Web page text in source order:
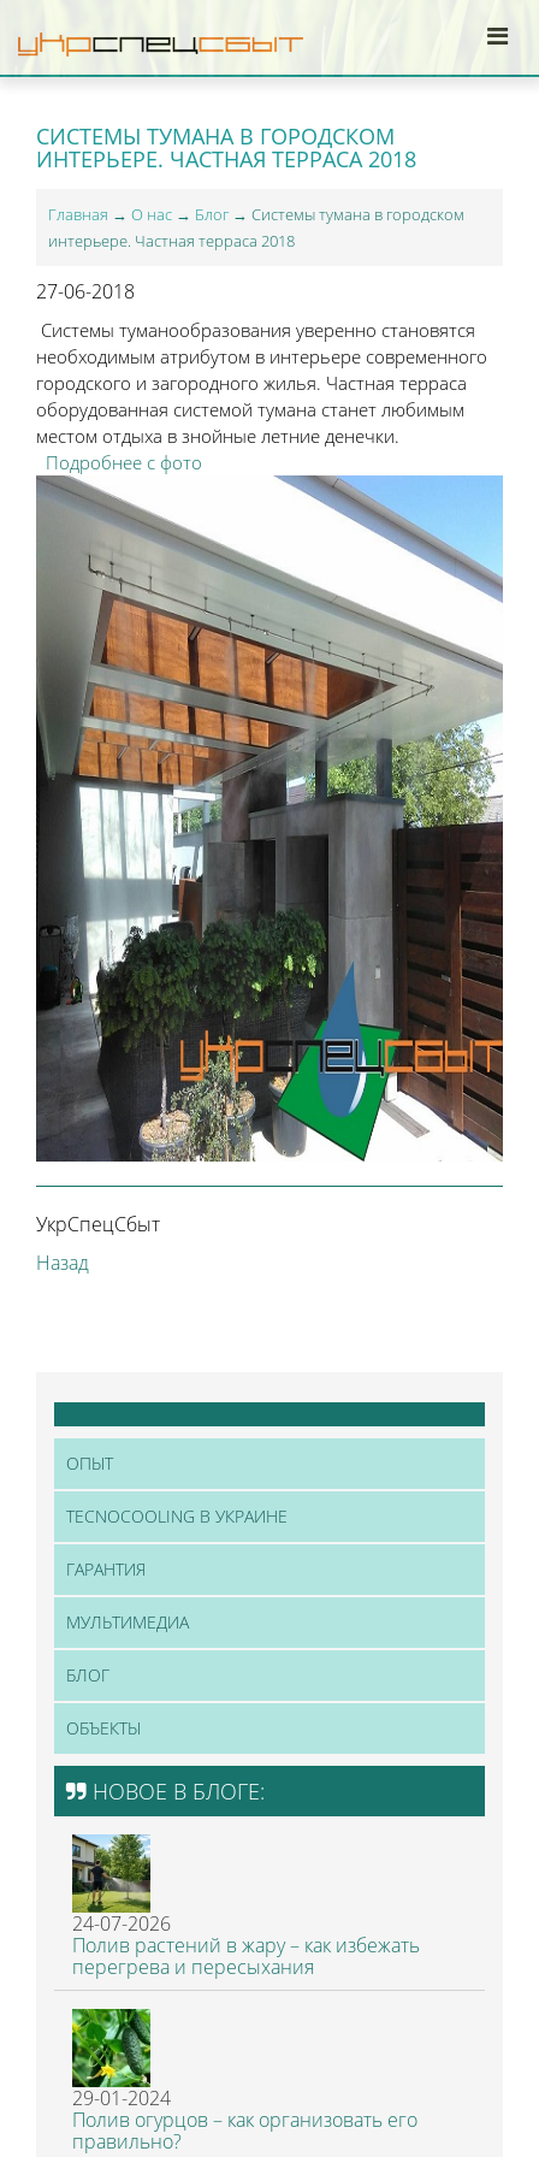
СИСТЕМЫ ТУМАНА В ГОРОДСКОМ
ИНТЕРЬЕРЕ. ЧАСТНАЯ ТЕРРАСА 2018
Главная → О нас → Блог→ Системы тумана в городском
интерьере. Частная терраса 2018
27-06-2018
Системы туманообразования уверенно становятся
необходимым атрибутом в интерьере современного
городского и загородного жилья. Частная терраса
оборудованная системой тумана станет любимым
местом отдыха в знойные летние денечки.
Подробнее с фото
УкрСпецСбыт
Назад
ОПЫТ
TECNOCOOLING В УКРАИНЕ
ГАРАНТИЯ
МУЛЬТИМЕДИА
БЛОГ
ОБЪЕКТЫ
НОВОЕ В БЛОГЕ:
24-07-2026
Полив растений в жару – как избежать
перегрева и пересыхания
29-01-2024
Полив огурцов – как организовать его
правильно?